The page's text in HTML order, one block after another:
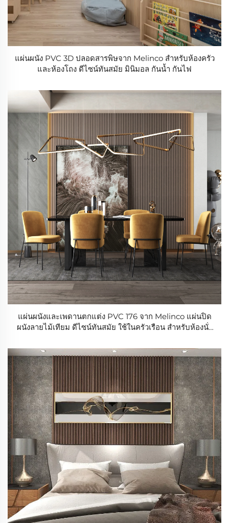
แผ่นผนัง PVC 3D ปลอดสารพิษจาก Melinco สำหรับห้องครัว
และห้องโถง ดีไซน์ทันสมัย มินิมอล กันน้ำ กันไฟ
แผ่นผนังและเพดานตกแต่ง PVC 176 จาก Melinco แผ่นปิด
ผนังลายไม้เทียม ดีไซน์ทันสมัย ใช้ในครัวเรือน สำหรับห้องนั่ง